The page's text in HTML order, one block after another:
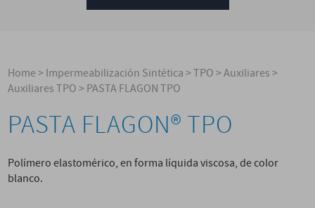
Home>Impermeabilización Sintética>TPO>Auxiliares>
Auxiliares TPO>PASTA FLAGON TPO
PASTA FLAGON® TPO
Polímero elastomérico, en forma líquida viscosa, de color
blanco.